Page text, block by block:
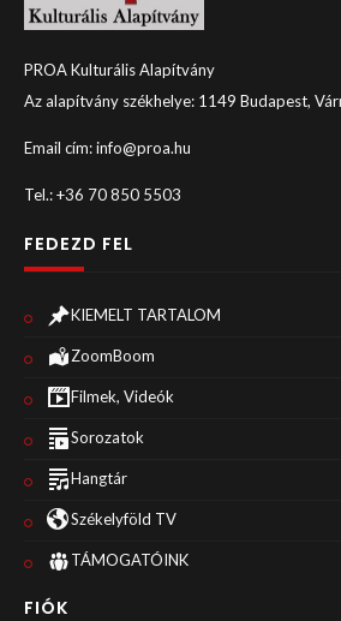
PROA Kulturális Alapítvány
Az alapítvány székhelye: 1149 Budapest,
Email cím: info@proa.hu
Tel.: +36 70 850 5503
FEDEZD FEL
KIEMELT TARTALOM
ZoomBoom
Filmek, Videók
Sorozatok
Hangtár
Székelyföld TV
TÁMOGATÓINK
FIÓK